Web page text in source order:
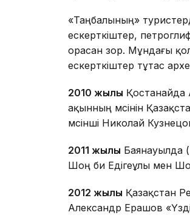
«Таңбалының»
ескерткіштер,
орасан зор. Мұндағы қол
ескерткіштер тұтас
2010 жылы Қостанайда
ақынның мүсінін
мүсінші Николай
2011 жылы Баянауылда
Шоң би Едігеұлы мен
2012 жылы Қазақстан
Александр Ерашов